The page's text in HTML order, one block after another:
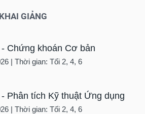
GIẢNG
Chứng khoán Cơ bản
| Thời gian: Tối 2, 4, 6
Phân tích Kỹ thuật Ứng dụng
| Thời gian: Tối 2, 4, 6